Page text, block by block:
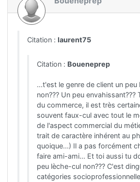
Citation : laurent75
Citation : Boueneprep
...t'est le genre de client un peu
non??? Un peu envahissant???
du commerce, il est très
souvent faux-cul avec tout le
de l'aspect commercial du
trait de caractère inhérent au
quoique...) Il a pas forcément
faire ami-ami... Et toi aussi tu
peu lèche-cul non??? C'est
catégories